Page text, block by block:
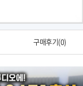
구매후기(0)